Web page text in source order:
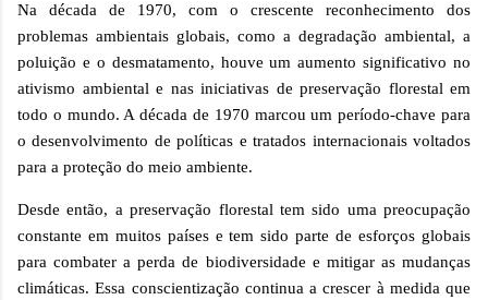
Na década de 1970, com o crescente reconhecimento dos
problemas ambientais globais, como a degradação ambiental, a
poluição e o desmatamento, houve um aumento significativo no
ativismo ambiental e nas iniciativas de preservação florestal em
todo o mundo. A década de 1970 marcou um período-chave para
o desenvolvimento de políticas e tratados internacionais voltados
para a proteção do meio ambiente.
Desde então, a preservação florestal tem sido uma preocupação
constante em muitos países e tem sido parte de esforços globais
para combater a perda de biodiversidade e mitigar as mudanças
climáticas. Essa conscientização continua a crescer à medida que